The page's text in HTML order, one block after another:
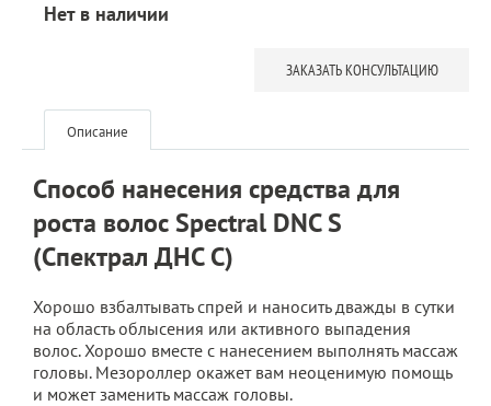
Нет в наличии
ЗАКАЗАТЬ КОНСУЛЬТАЦИЮ
Описание
Способ нанесения средства для
роста волос Spectral DNC S
(Спектрал ДНС С)
Хорошо взбалтывать спрей и наносить дважды в сутки
на область облысения или активного выпадения
волос. Хорошо вместе с нанесением выполнять массаж
головы. Мезороллер окажет вам неоценимую помощь
и может заменить массаж головы.